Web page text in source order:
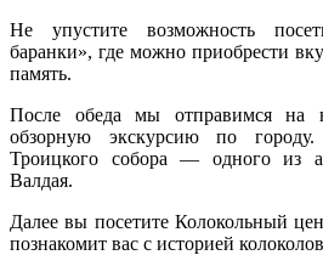
Не упустите возможность
баранки», где можно приобрести
память.
После обеда мы отправимся на
обзорную экскурсию по
Троицкого собора — одного из
Валдая.
Далее вы посетите Колокольный
познакомит вас с историей